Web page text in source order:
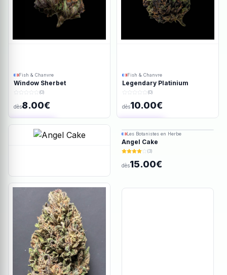
Fish & Chanvre
Window Sherbet
(0)
dès8.00€
Ajout rapide
Fish & Chanvre
Legendary Platinium
(0)
dès10.00€
Les Botanistes en Herbe
Angel Cake
(3)
dès15.00€